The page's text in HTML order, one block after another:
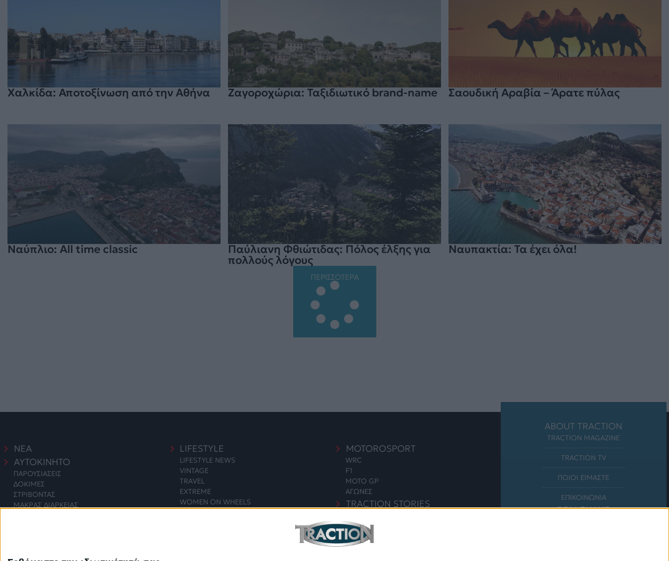
Χαλκίδα: Αποτοξίνωση από την Αθήνα Ζαγοροχώρια: Ταξιδιωτικό brand-name Σαουδική Αραβία – Άρατε πύλας
Ναύπλιο: All time classic
Παύλιανη Φθιώτιδας: Πόλος έλξης για
πολλούς λόγους
Ναυπακτία: Τα έχει όλα!
ΠΕΡΙΣΣΟΤΕΡΑ
ΝΕΑ
ΑΥΤΟΚΙΝΗΤΟ
ΠΑΡΟΥΣΙΑΣΕΙΣ
ΔΟΚΙΜΕΣ
ΣΤΡΙΒΟΝΤΑΣ
ΜΑΚΡΑΣ ΔΙΑΡΚΕΙΑΣ
LIFESTYLE
LIFESTYLE NEWS
VINTAGE
TRAVEL
EXTREME
WOMEN ON WHEELS
MOTOROSPORT
WRC
F1
MOTO GP
ΑΓΩΝΕΣ
TRACTION STORIES
BLOG
LONG READS
ΣΥΝΕΝΤΕΥΞΕΙΣ
ABOUT TRACTION
TRACTION MAGAZINE
TRACTION TV
ΠΟΙΟΙ ΕΙΜΑΣΤΕ
ΕΠΙΚΟΙΝΩΝΙΑ
FOLLOW US